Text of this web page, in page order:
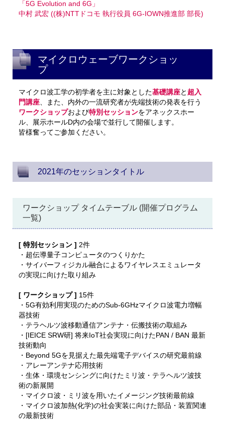
「5G Evolution and 6G」
中村 武宏 ((株)NTTドコモ 執行役員 6G-IOWN推進部 部長)
マイクロウェーブワークショッ
プ
マイクロ波工学の初学者を主に対象とした基礎講座と 超入
門講座、また、内外の一流研究者が先端技術の発表を行う
ワークショップおよび特別セッションをアネックスホー
ル、展示ホールD内の会場で並行して開催します。
皆様奮ってご参加ください。
2021年のセッションタイトル
ワークショップ タイムテーブル (開催プログラム
一覧)
[ 特別セッション ] 2件
・超伝導量子コンピュータのつくりかた
・サイバーフィジカル融合によるワイヤレスエミュレータ
の実現に向けた取り組み
[ ワークショップ ] 15件
・5G有効利用実現のためのSub-6GHzマイクロ波電力増幅
器技術
・テラヘルツ波移動通信アンテナ・伝搬技術の取組み
・[IEICE SRW研] 将来IoT社会実現に向けたPAN / BAN 最新
技術動向
・Beyond 5Gを見据えた最先端電子デバイスの研究最前線
・アレーアンテナ応用技術
・生体・環境センシングに向けたミリ波・テラヘルツ波技
術の新展開
・マイクロ波・ミリ波を用いたイメージング技術最前線
・マイクロ波加熱(化学)の社会実装に向けた部品・装置関連
の最新技術